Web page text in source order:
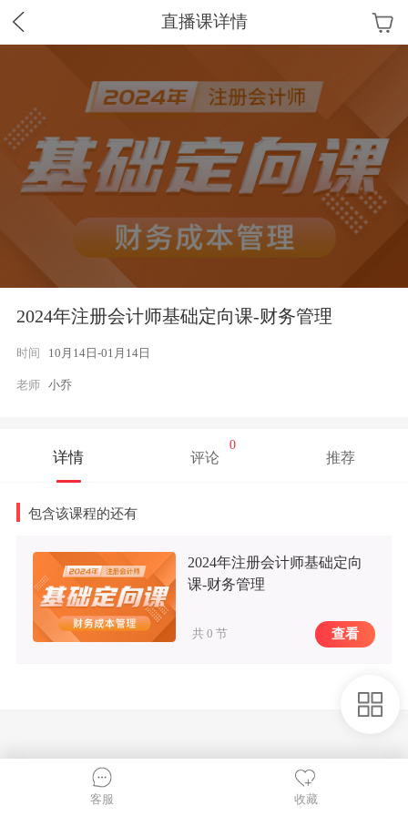
直播课详情
2024年注册会计师基础定向课-财务管理
时间 10月14日-01月14日
老师 小乔
详情 评论
0
推荐
包含该课程的还有
2024年注册会计师基础定向
课-财务管理
共 0 节 查看
客服 收藏